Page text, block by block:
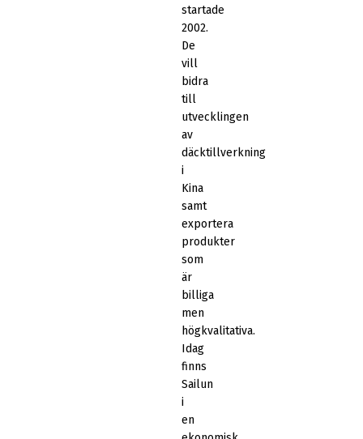
startade
2002.
De
vill
bidra
till
utvecklingen
av
däcktillverkning
i
Kina
samt
exportera
produkter
som
är
billiga
men
högkvalitativa.
Idag
finns
Sailun
i
en